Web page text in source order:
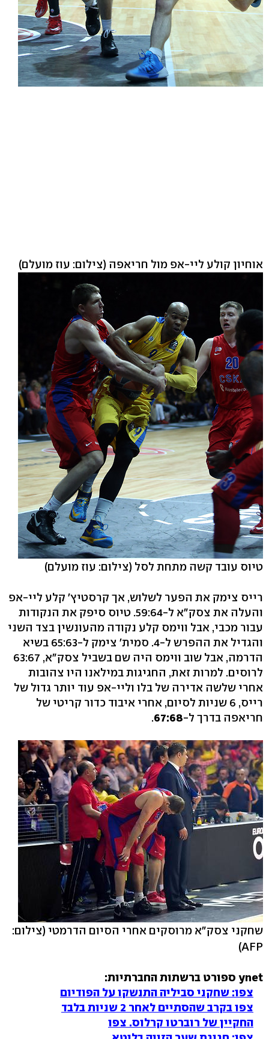
אוחיון קולע ליי-אפ מול חריאפה (צילום: עוז מועלם)
טיוס עובד קשה מתחת לסל (צילום: עוז מועלם)
רייס צימק את הפער לשלוש, אך קרסטיץ' קלע ליי-אפ
והעלה את צסק"א ל-59:64. טיוס סיפק את הנקודות
עבור מכבי, אבל ווימס קלע נקודה מהעונשין בצד השני
והגדיל את ההפרש ל-4. סמית' צימק ל-65:63 בשיא
הדרמה, אבל שוב ווימס היה שם בשביל צסק"א, 63:67
לרוסים. למרות זאת, החגיגות במילאנו היו צהובות
אחרי שלשה אדירה של בלו וליי-אפ עוד יותר גדול של
רייס, 6 שניות לסיום, אחרי איבוד כדור קריטי של
חריאפה בדרך ל-67:68
.
שחקני צסק"א מרוסקים אחרי הסיום הדרמטי (צילום:
AFP)
ynet ספורט ברשתות החברתיות:
צפו: שחקני סביליה התנשקו על הפודיום
צפו בקרב שהסתיים לאחר 2 שניות בלבד
החקיין של רוברטו קרלוס. צפו